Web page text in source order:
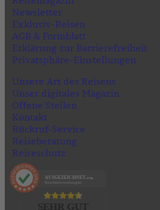
Newsletter
Exklusiv-Reisen
AGB & Formblatt
Erklärung zur Barrierefreiheit
Privatsphäre-Einstellungen
Unsere Art des Reisens
Unser digitales Magazin
Offene Stellen
Kontakt
Rückruf-Service
Reiseberatung
Reiseschutz
AUSGEZEICHNET .org
Kundenbewertungen